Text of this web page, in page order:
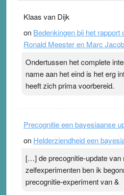
topsporters. Ze hopen ermee
terwijl ze meer zuurstof
pleister geen effect. Maar het
Pleisterplakkers in de
Klaas van Dijk
on Bedenkingen bij het
Ronald Meester en Marc
Ondertussen het complete
name aan het eind is het erg
heeft zich prima voorbereid.
Precognitie een bayesiaanse
on Helderziendheid een
[…] de precognitie-update van
zelfexperimenten ben ik
precognitie-experiment van &